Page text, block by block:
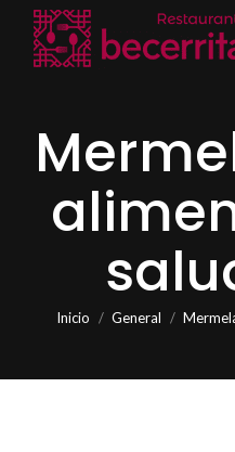
Estás aquí:
Inicio General